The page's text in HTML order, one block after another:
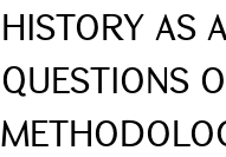
HISTORY AS
QUESTIONS